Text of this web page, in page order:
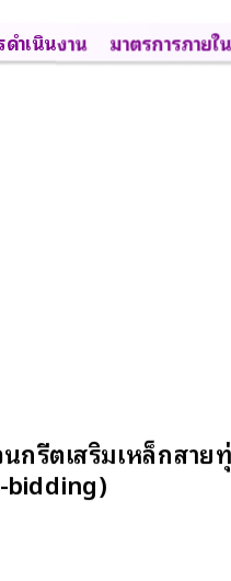
ดำเนินงาน มาตรการภายใน
กรีตเสริมเหล็กสาย
bidding)